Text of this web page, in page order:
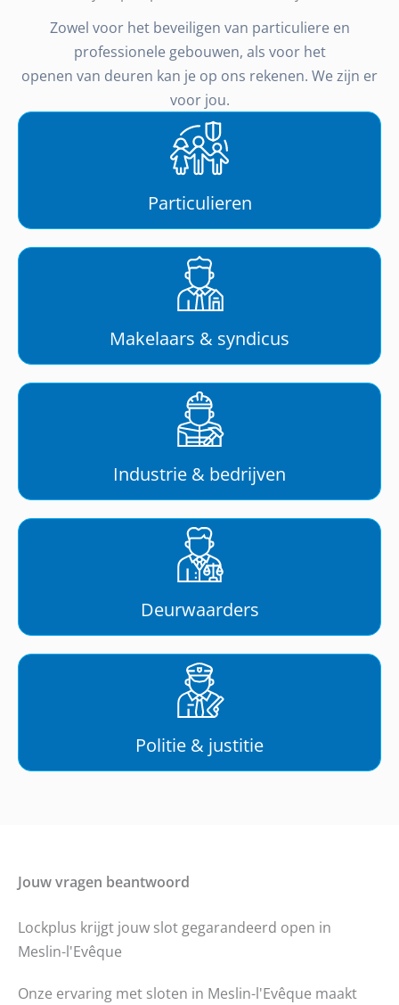
Zowel voor het beveiligen van particuliere en
professionele gebouwen, als voor het
openen van deuren kan je op ons rekenen. We zijn er
voor jou.
Particulieren
Makelaars & syndicus
Industrie & bedrijven
Deurwaarders
Politie & justitie
Jouw vragen beantwoord
Lockplus krijgt jouw slot gegarandeerd open in
Meslin-l'Evêque
Onze ervaring met sloten in Meslin-l'Evêque maakt